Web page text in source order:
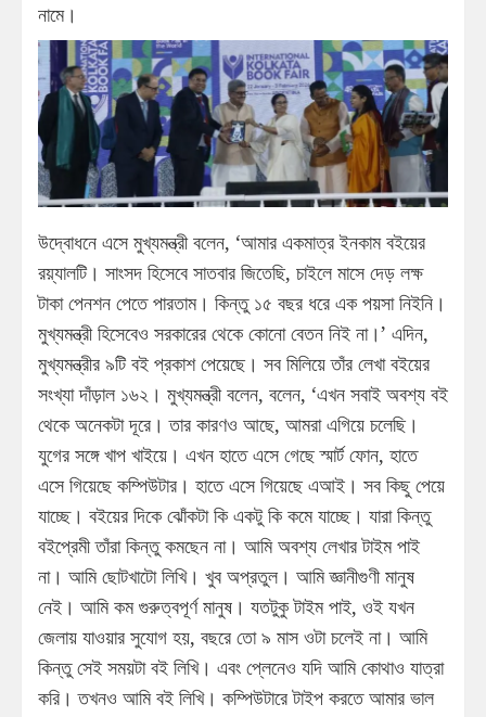
নামে।
উদ্বোধনে এসে মুখ্যমন্ত্রী বলেন, ‘আমার একমাত্র ইনকাম বইয়ের
রয়্যালটি। সাংসদ হিসেবে সাতবার জিতেছি, চাইলে মাসে দেড় লক্ষ
টাকা পেনশন পেতে পারতাম। কিন্তু ১৫ বছর ধরে এক পয়সা নিইনি।
মুখ্যমন্ত্রী হিসেবেও সরকারের থেকে কোনো বেতন নিই না।’ এদিন,
মুখ্যমন্ত্রীর ৯টি বই প্রকাশ পেয়েছে। সব মিলিয়ে তাঁর লেখা বইয়ের
সংখ্যা দাঁড়াল ১৬২। মুখ্যমন্ত্রী বলেন, বলেন, ‘এখন সবাই অবশ্য বই
থেকে অনেকটা দূরে। তার কারণও আছে, আমরা এগিয়ে চলেছি।
যুগের সঙ্গে খাপ খাইয়ে। এখন হাতে এসে গেছে স্মার্ট ফোন, হাতে
এসে গিয়েছে কম্পিউটার। হাতে এসে গিয়েছে এআই। সব কিছু পেয়ে
যাচ্ছে। বইয়ের দিকে ঝোঁকটা কি একটু কি কমে যাচ্ছে। যারা কিন্তু
বইপ্রেমী তাঁরা কিন্তু কমছেন না। আমি অবশ্য লেখার টাইম পাই
না। আমি ছোটখাটো লিখি। খুব অপ্রতুল। আমি জ্ঞানীগুণী মানুষ
নেই। আমি কম গুরুত্বপূর্ণ মানুষ। যতটুকু টাইম পাই, ওই যখন
জেলায় যাওয়ার সুযোগ হয়, বছরে তো ৯ মাস ওটা চলেই না। আমি
কিন্তু সেই সময়টা বই লিখি। এবং প্লেনেও যদি আমি কোথাও যাত্রা
করি। তখনও আমি বই লিখি। কম্পিউটারে টাইপ করতে আমার ভাল